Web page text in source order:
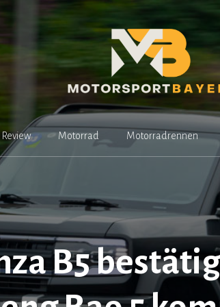
Review Motorrad Motorradrennen
B5